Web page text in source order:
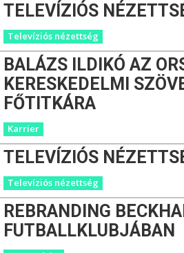
TELEVÍZIÓS
Televíziós nézettség
BALÁZS ILDIKÓ AZ
KERESKEDELMI
FŐTITKÁRA
Karrier
TELEVÍZIÓS
Televíziós nézettség
REBRANDING
FUTBALLKLUBJÁBAN